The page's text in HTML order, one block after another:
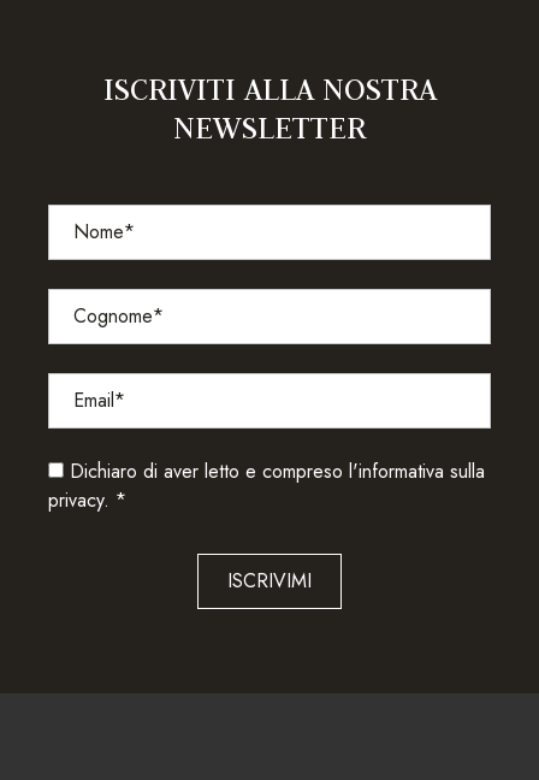
ISCRIVITI ALLA NOSTRA
NEWSLETTER
Dichiaro di aver letto e compreso l'informativa sulla
privacy. *
ISCRIVIMI